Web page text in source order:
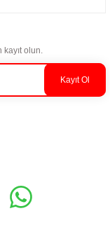
olun.
Kayıt Ol